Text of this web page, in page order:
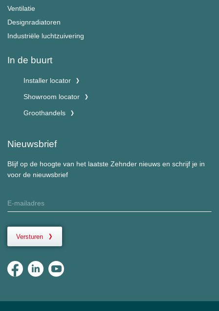
Ventilatie
Designradiatoren
Industriële luchtzuivering
In de buurt
Installer locator
Showroom locator
Groothandels
Nieuwsbrief
Blijf op de hoogte van het laatste Zehnder nieuws en schrijf je in
voor de nieuwsbrief
Versturen